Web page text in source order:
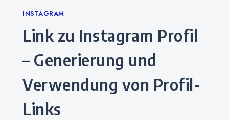
Categories
INSTAGRAM
Link zu Instagram Profil
– Generierung und
Verwendung von Profil-
Links